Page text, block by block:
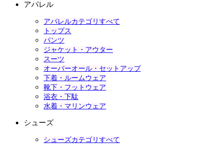
アパレル
アパレルカテゴリすべて
トップス
パンツ
ジャケット・アウター
スーツ
オーバーオール・セットアップ
下着・ルームウェア
靴下・フットウェア
浴衣・下駄
水着・マリンウェア
シューズ
シューズカテゴリすべて